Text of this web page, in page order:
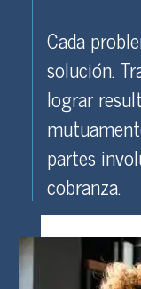
Cada
solución.
lograr
partes
cobranza.